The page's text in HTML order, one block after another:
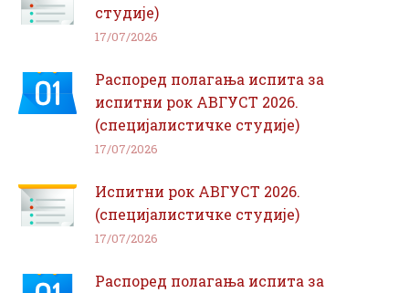
студије)
17/07/2026
Распоред полагања испита за
испитни рок АВГУСТ 2026.
(специјалистичке студије)
17/07/2026
Испитни рок АВГУСТ 2026.
(специјалистичке студије)
17/07/2026
Распоред полагања испита за